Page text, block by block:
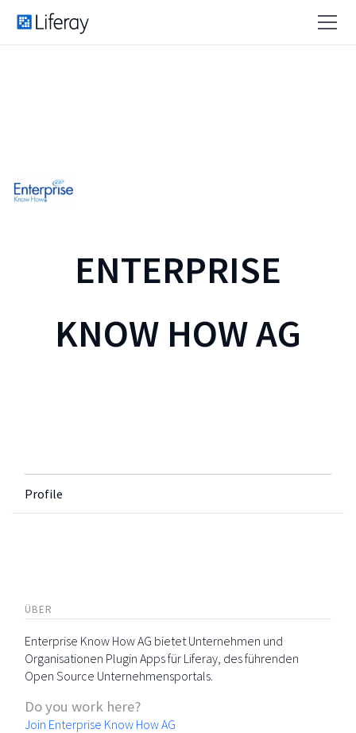
ENTERPRISE
KNOW HOW AG
Profile
ÜBER
Enterprise Know How AG bietet Unternehmen und
Organisationen Plugin Apps für Liferay, des führenden
Open Source Unternehmensportals.
Do you work here?
Join Enterprise Know How AG